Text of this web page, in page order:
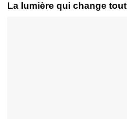
La lumière qui change tout